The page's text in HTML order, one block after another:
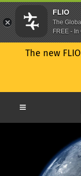
The new
FLIO
The
FREE -